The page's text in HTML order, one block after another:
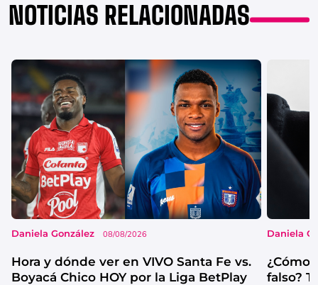
NOTICIAS RELACIONADAS
Daniela González 08/08/2026
Hora y dónde ver en VIVO Santa Fe vs.
Boyacá Chico HOY por la Liga BetPlay
Daniela
¿Cómo
falso?